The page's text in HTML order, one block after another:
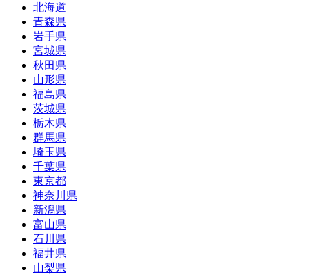
北海道
青森県
岩手県
宮城県
秋田県
山形県
福島県
茨城県
栃木県
群馬県
埼玉県
千葉県
東京都
神奈川県
新潟県
富山県
石川県
福井県
山梨県